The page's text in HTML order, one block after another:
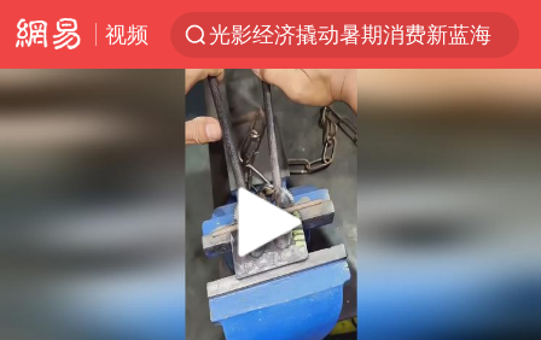
视频
光影经济撬动暑期消费新蓝海
马克·艾伦退出斯诺克中国公开赛
上四休三，但降薪1000元，你接受吗？
央视新主播李秋莹孙亚鹏亮相
情侣平潭拍日出坠崖1死1伤
老挝国会主席赛宋蓬逝世